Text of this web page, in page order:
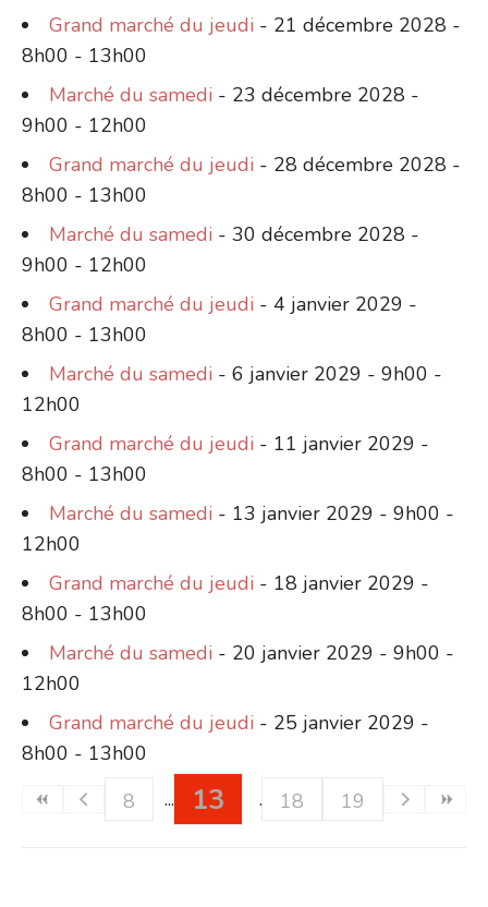
Grand marché du jeudi - 21 décembre 2028 -
8h00 - 13h00
Marché du samedi - 23 décembre 2028 -
9h00 - 12h00
Grand marché du jeudi - 28 décembre 2028 -
8h00 - 13h00
Marché du samedi - 30 décembre 2028 -
9h00 - 12h00
Grand marché du jeudi - 4 janvier 2029 -
8h00 - 13h00
Marché du samedi - 6 janvier 2029 - 9h00 -
12h00
Grand marché du jeudi - 11 janvier 2029 -
8h00 - 13h00
Marché du samedi - 13 janvier 2029 - 9h00 -
12h00
Grand marché du jeudi - 18 janvier 2029 -
8h00 - 13h00
Marché du samedi - 20 janvier 2029 - 9h00 -
12h00
Grand marché du jeudi - 25 janvier 2029 -
8h00 - 13h00
8
13 18 19